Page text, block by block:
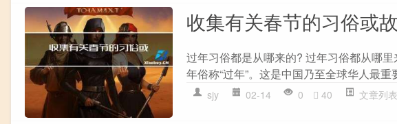
收集有关春节的习俗或
过年习俗都是从哪来的? 过年习俗都从哪
年俗称“过年”。这是中国乃至全球华人最
sjy 02-14 0 40 文章列表